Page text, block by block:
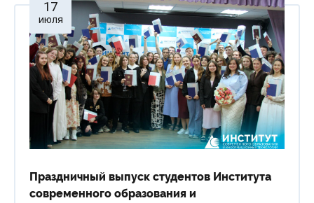
17
июля
Праздничный выпуск студентов Института
современного образования и